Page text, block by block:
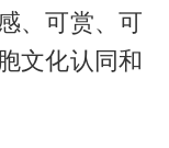
、可赏、可
文化认同和